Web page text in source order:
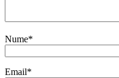
Nume*
Email*